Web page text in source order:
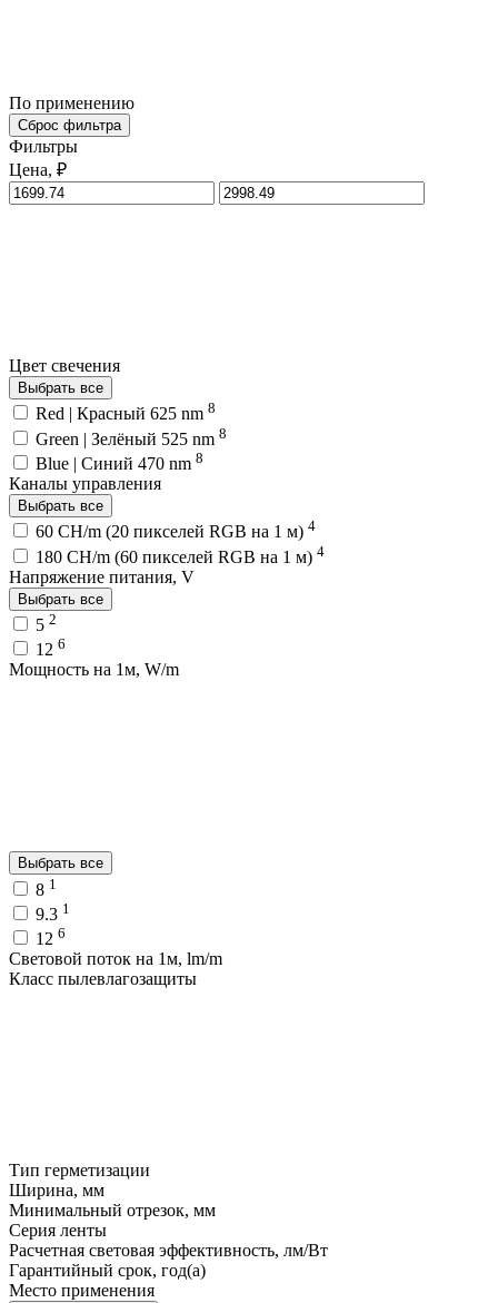
По применению
Сброс фильтра
Фильтры
Цена, ₽
Цвет свечения
Выбрать все
Red | Красный 625 nm 8
Green | Зелёный 525 nm 8
Blue | Синий 470 nm 8
Каналы управления
Выбрать все
60 CH/m (20 пикселей RGB на 1 м) 4
180 CH/m (60 пикселей RGB на 1 м) 4
Напряжение питания, V
Выбрать все
5 2
12 6
Мощность на 1м, W/m
Выбрать все
8 1
9.3 1
12 6
Световой поток на 1м, lm/m
Класс пылевлагозащиты
Тип герметизации
Ширина, мм
Минимальный отрезок, мм
Серия ленты
Расчетная световая эффективность, лм/Вт
Гарантийный срок, год(а)
Место применения